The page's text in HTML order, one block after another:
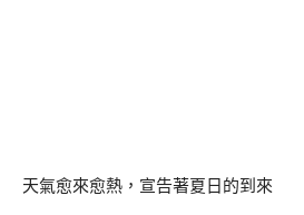
天氣愈來愈熱，宣告著夏日的到來